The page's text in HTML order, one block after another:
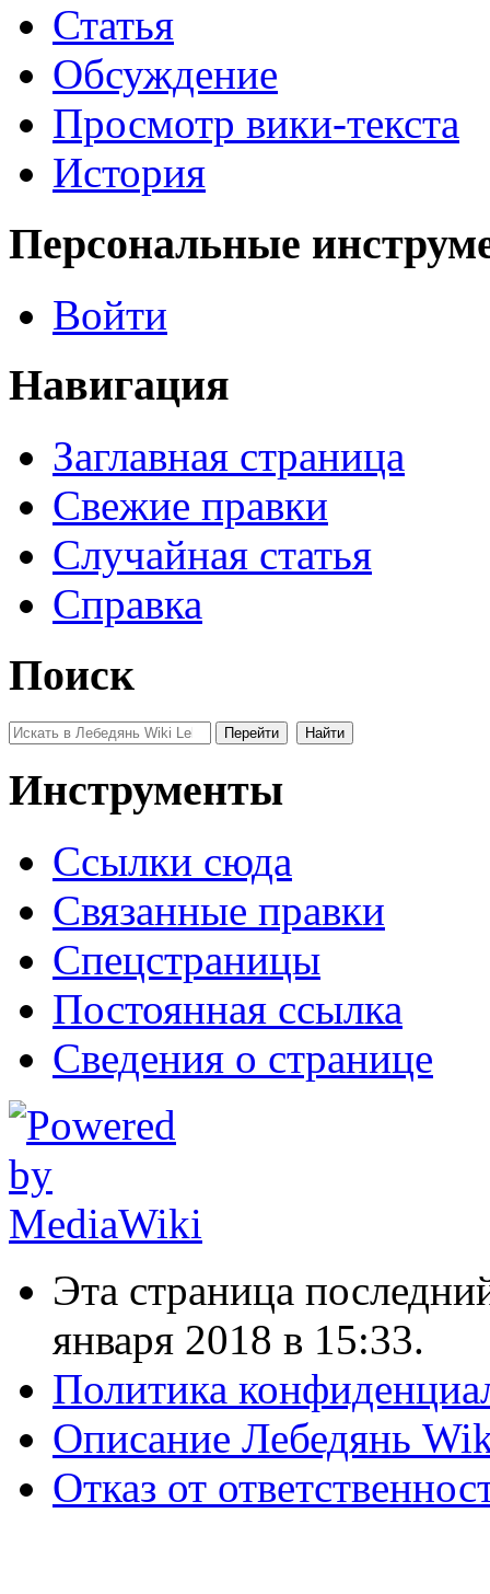
Статья
Обсуждение
Просмотр вики-текста
История
Персональные
Войти
Навигация
Заглавная страница
Свежие правки
Случайная статья
Справка
Поиск
Инструменты
Ссылки сюда
Связанные правки
Спецстраницы
Постоянная ссылка
Сведения о странице
Эта страница
января 2018 в 15:33.
Политика
Описание Лебедянь
Отказ от